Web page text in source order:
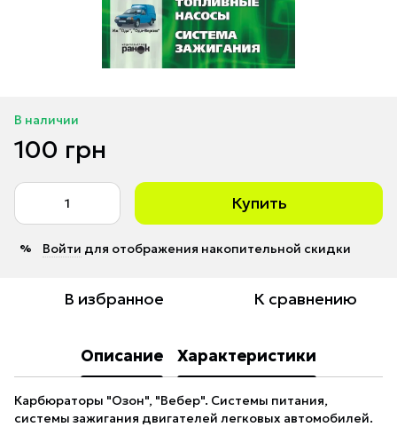
В наличии
100 грн
Купить
% Войти для отображения накопительной скидки
В избранное К сравнению
Описание Характеристики
Карбюраторы "Озон", "Вебер". Системы питания,
системы зажигания двигателей легковых автомобилей.